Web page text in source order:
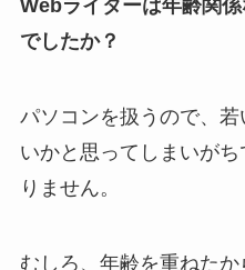
Webライターは年齢関
でしたか？
パソコンを扱うので、
いかと思ってしまいが
りません。
むしろ、年齢を重ねた